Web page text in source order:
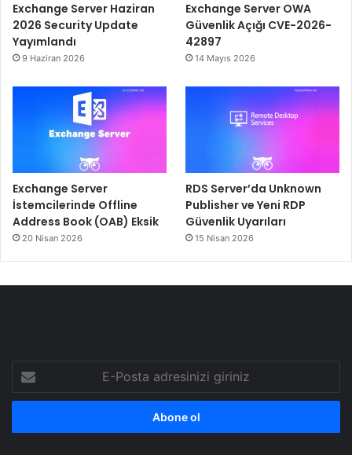
Exchange Server Haziran
2026 Security Update
Yayımlandı
9 Haziran 2026
Exchange Server OWA
Güvenlik Açığı CVE-2026-
42897
14 Mayıs 2026
Exchange Server
İstemcilerinde Offline
Address Book (OAB) Eksik
20 Nisan 2026
RDS Server’da Unknown
Publisher ve Yeni RDP
Güvenlik Uyarıları
15 Nisan 2026
Posta
adresinizi